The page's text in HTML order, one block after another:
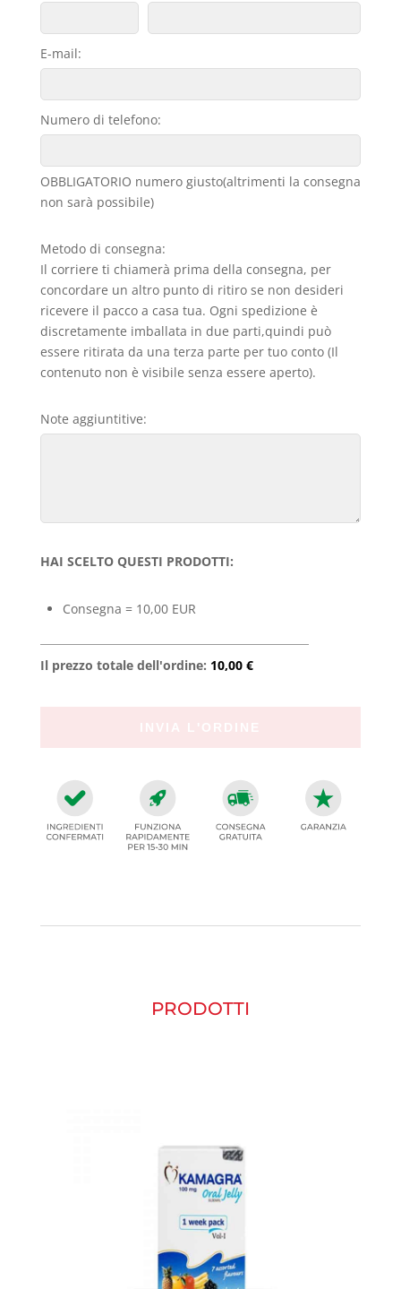
E-mail:
Numero di telefono:
OBBLIGATORIO numero giusto(altrimenti la consegna
non sarà possibile)
Metodo di consegna:
Il corriere ti chiamerà prima della consegna, per
concordare un altro punto di ritiro se non desideri
ricevere il pacco a casa tua. Ogni spedizione è
discretamente imballata in due parti,quindi può
essere ritirata da una terza parte per tuo conto (Il
contenuto non è visibile senza essere aperto).
Note aggiuntitive:
HAI SCELTO QUESTI PRODOTTI:
Consegna = 10,00 EUR
Il prezzo totale dell'ordine: 10,00 €
PRODOTTI